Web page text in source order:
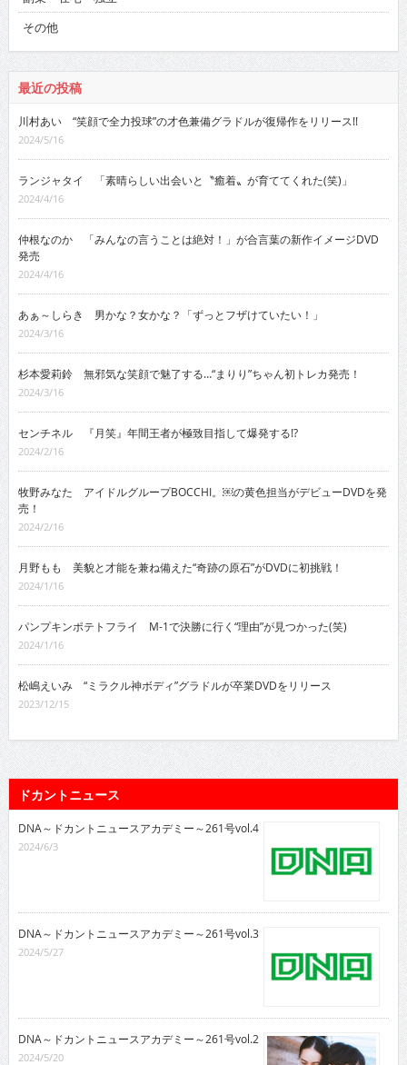
その他
最近の投稿
川村あい “笑顔で全力投球”の才色兼備グラドルが復帰作をリリース!!
2024/5/16
ランジャタイ 「素晴らしい出会いと〝癒着〟が育ててくれた(笑)」
2024/4/16
仲根なのか 「みんなの言うことは絶対！」が合言葉の新作イメージDVD
発売
2024/4/16
あぁ～しらき 男かな？女かな？「ずっとフザけていたい！」
2024/3/16
杉本愛莉鈴 無邪気な笑顔で魅了する…“まりり”ちゃん初トレカ発売！
2024/3/16
センチネル 『月笑』年間王者が極致目指して爆発する!?
2024/2/16
牧野みなた アイドルグループBOCCHI。￼の黄色担当がデビューDVDを発
売！
2024/2/16
月野もも 美貌と才能を兼ね備えた“奇跡の原石”がDVDに初挑戦！
2024/1/16
パンプキンポテトフライ M-1で決勝に行く“理由”が見つかった(笑)
2024/1/16
松嶋えいみ “ミラクル神ボディ”グラドルが卒業DVDをリリース
2023/12/15
ドカントニュース
DNA～ドカントニュースアカデミー～261号vol.4
2024/6/3
DNA～ドカントニュースアカデミー～261号vol.3
2024/5/27
DNA～ドカントニュースアカデミー～261号vol.2
2024/5/20